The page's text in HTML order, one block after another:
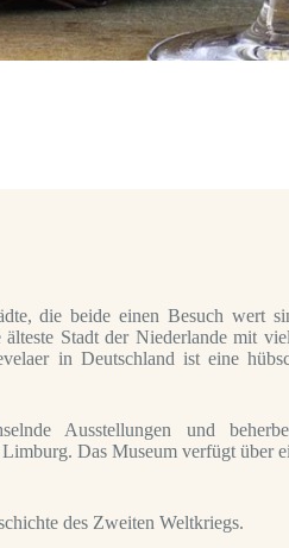
die beide einen Besuch wert
Stadt der Niederlande mit
in Deutschland ist eine
Ausstellungen und
Das Museum verfügt über
des Zweiten Weltkriegs.